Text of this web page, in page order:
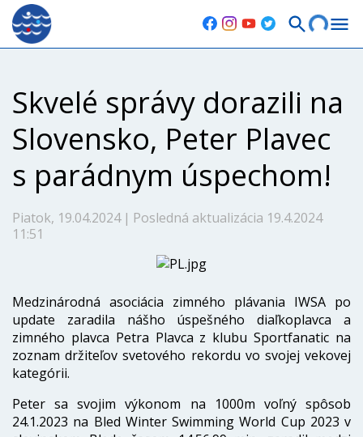
Skvelé správy dorazili na
Slovensko, Peter Plavec
s parádnym úspechom!
Piatok, 19.04.2024 | Posledná aktualizácia 19.4.2024
11:51
Medzinárodná asociácia zimného plávania IWSA po
update zaradila nášho úspešného diaľkoplavca a
zimného plavca Petra Plavca z klubu Sportfanatic na
zoznam držiteľov svetového rekordu vo svojej vekovej
kategórii.
Peter sa svojim výkonom na 1000m voľný spôsob
24.1.2023 na Bled Winter Swimming World Cup 2023 v